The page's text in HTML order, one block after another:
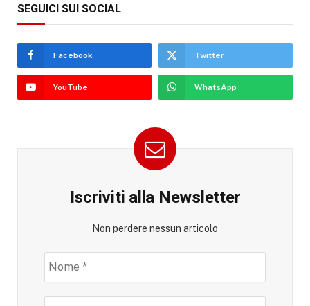
SEGUICI SUI SOCIAL
Facebook Twitter
YouTube WhatsApp
Iscriviti alla Newsletter
Non perdere nessun articolo